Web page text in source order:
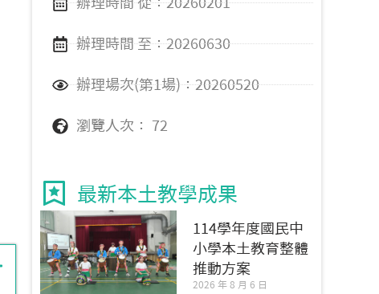
辦理時間 至：20260630
辦理場次(第1場)：20260520
瀏覽人次： 72
最新本土教學成果
114學年度國民中
小學本土教育整體
推動方案
2026 年 8 月 6 日